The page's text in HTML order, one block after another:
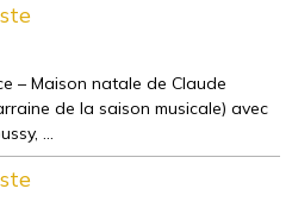
– Maison natale de Claude
de la saison musicale) avec
...